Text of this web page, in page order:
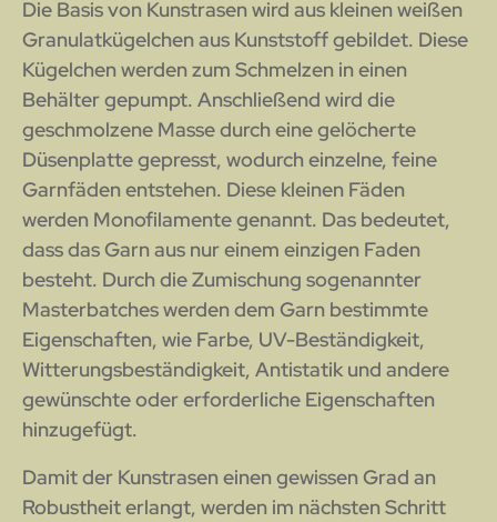
Die Basis von Kunstrasen wird aus kleinen weißen
Granulatkügelchen aus Kunststoff gebildet. Diese
Kügelchen werden zum Schmelzen in einen
Behälter gepumpt. Anschließend wird die
geschmolzene Masse durch eine gelöcherte
Düsenplatte gepresst, wodurch einzelne, feine
Garnfäden entstehen. Diese kleinen Fäden
werden Monofilamente genannt. Das bedeutet,
dass das Garn aus nur einem einzigen Faden
besteht. Durch die Zumischung sogenannter
Masterbatches werden dem Garn bestimmte
Eigenschaften, wie Farbe, UV-Beständigkeit,
Witterungsbeständigkeit, Antistatik und andere
gewünschte oder erforderliche Eigenschaften
hinzugefügt.
Damit der Kunstrasen einen gewissen Grad an
Robustheit erlangt, werden im nächsten Schritt